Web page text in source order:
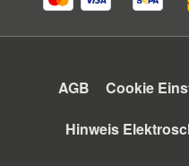
AGB Cookie
Hinweis